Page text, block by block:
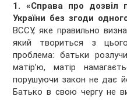
1.
«Справа про дозвіл
України без згоди
ВССУ, яке правильно
який твориться з
проблема: батьки
матір’ю, матір
порушуючи закон не дає
Батько в свою чергу не